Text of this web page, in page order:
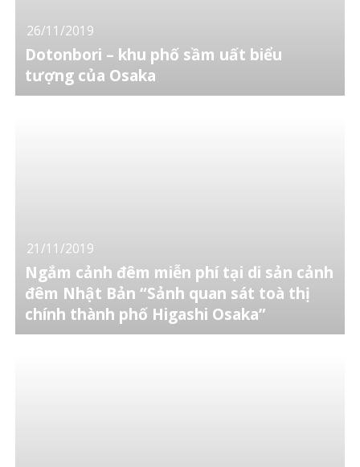
26/11/2019
Dotonbori – khu phố sầm uất biểu
tượng của Osaka
21/11/2019
Ngắm cảnh đêm miễn phí tại di sản cảnh
đêm Nhật Bản “Sảnh quan sát toà thị
chính thành phố Higashi Osaka”